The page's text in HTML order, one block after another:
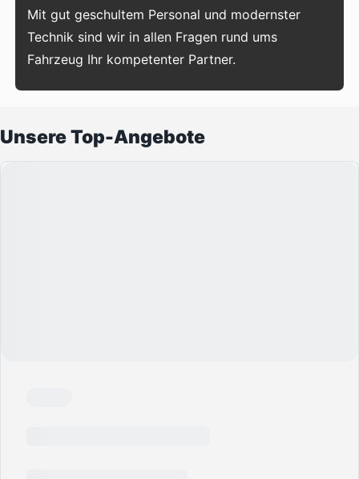
Mit gut geschultem Personal und modernster
Technik sind wir in allen Fragen rund ums
Fahrzeug Ihr kompetenter Partner.
Unsere Top-Angebote